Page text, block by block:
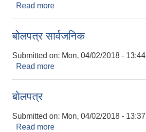
Read more
बाेलपत्र सार्वजनिक
Submitted on: Mon, 04/02/2018 - 13:44
Read more
बाेलपत्र
Submitted on: Mon, 04/02/2018 - 13:37
Read more